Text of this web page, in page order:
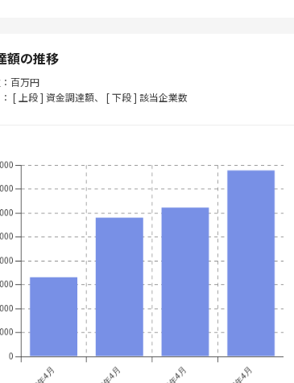
額の推移
百万円
[ 上段 ] 資金調達額、 [ 下段 ] 該当企業数